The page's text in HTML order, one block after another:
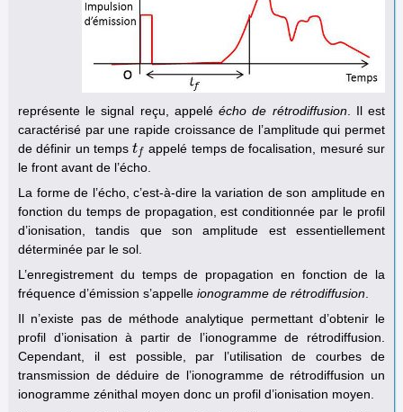
représente le signal reçu, appeléécho de rétrodiffusion. Il est
caractérisé par une rapide croissance de l’amplitude qui permet
de définir un tempstf
tf
appelé temps de focalisation, mesuré sur
le front avant de l’écho.
La forme de l’écho, c’est-à-dire la variation de son amplitude en
fonction du temps de propagation, est conditionnée par le profil
d’ionisation, tandis que son amplitude est essentiellement
déterminée par le sol.
L’enregistrement du temps de propagation en fonction de la
fréquence d’émission s’appelle ionogramme de rétrodiffusion
Il n’existe pas de méthode analytique permettant d’obtenir le
profil d’ionisation à partir de l’ionogramme de rétrodiffusion.
Cependant, il est possible, par l’utilisation de courbes de
transmission de déduire de l’ionogramme de rétrodiffusion un
ionogramme zénithal moyen donc un profil d’ionisation moyen.